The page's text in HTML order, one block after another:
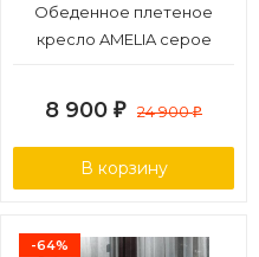
Обеденное плетеное
кресло AMELIA серое
8 900 ₽ 24 900₽
В корзину
-64%